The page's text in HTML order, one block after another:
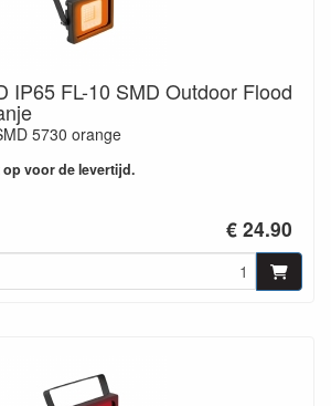
IP65 FL-10 SMD Outdoor Flood
5730 orange
voor de levertijd.
€ 24.90